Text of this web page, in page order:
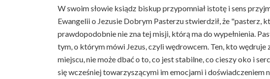
W swoim słowie ksiądz biskup przypomniał istotę i sens
Ewangelii o Jezusie Dobrym Pasterzu stwierdził, że "pasterz,
prawdopodobnie nie zna tej misji, którą ma do wypełnienia.
tym, o którym mówi Jezus, czyli wędrowcem. Ten, kto
miejscu, nie może dbać o to, co jest stabilne, co cieszy oko i
się wcześniej towarzyszącymi im emocjami i doświadczeniem